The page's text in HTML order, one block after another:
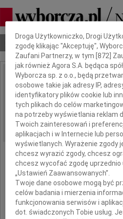
Nekrologi Odeszli Poradnik
IMIĘ I NAZWISKO: Stefan
REGION: Kraków
DATA EMISJI: 05.06.2012
Pogrążeni w
Dbamy o Twoją prywatność
Droga Użytkowniczko, Drogi
zgodę klikając "Akceptuję",
Zaufani Partnerzy, w tym [872 ]
jak również Agora S.A. będąca
Wyborcza sp. z o.o., będą
osobowe takie jak adresy IP,
identyfikatory plików cookie lub
tych plikach do celów
na potrzeby wyświetlania reklam
Twoich zainteresowań i
aplikacjach i w Internecie lub
wyświetlanych. Wyrażenie zgody
chcesz wyrazić zgody, chcesz
chcesz wycofać zgodę uprzednio
„Ustawień Zaawansowanych”.
Twoje dane osobowe mogą być
celów badania i mierzenia
funkcjonowania serwisów i
dot. świadczonych Tobie usług.